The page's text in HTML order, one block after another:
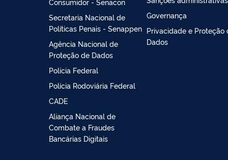
Consumidor - Senacon
Secretaria Nacional de
Políticas Penais - Senappen
Agência Nacional de
Proteção de Dados
Polícia Federal
Polícia Rodoviária Federal
CADE
Aliança Nacional de
Combate a Fraudes
Bancárias Digitais
Governança
Privacidade e Proteção
Dados